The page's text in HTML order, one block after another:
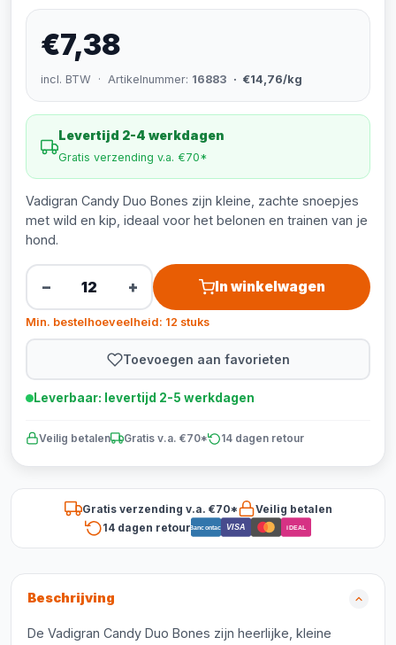
€7,38
incl. BTW · Artikelnummer: 16883 · €14,76/kg
Levertijd 2-4 werkdagen
Gratis verzending v.a. €70*
Vadigran Candy Duo Bones zijn kleine, zachte snoepjes
met wild en kip, ideaal voor het belonen en trainen van je
hond.
− + In winkelwagen
Min. bestelhoeveelheid: 12 stuks
Toevoegen aan favorieten
Leverbaar: levertijd 2-5 werkdagen
Veilig betalen Gratis v.a. €70* 14 dagen retour
Gratis verzending v.a. €70*
Veilig betalen
14 dagen retourBancontact VISA iDEAL
Beschrijving
De Vadigran Candy Duo Bones zijn heerlijke, kleine